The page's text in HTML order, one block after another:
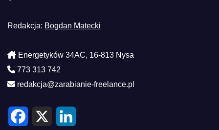
Redakcja: Bogdan Matecki
Energetyków 34AC, 16-813 Nysa
773 313 742
redakcja@zarabianie-freelance.pl
F
X